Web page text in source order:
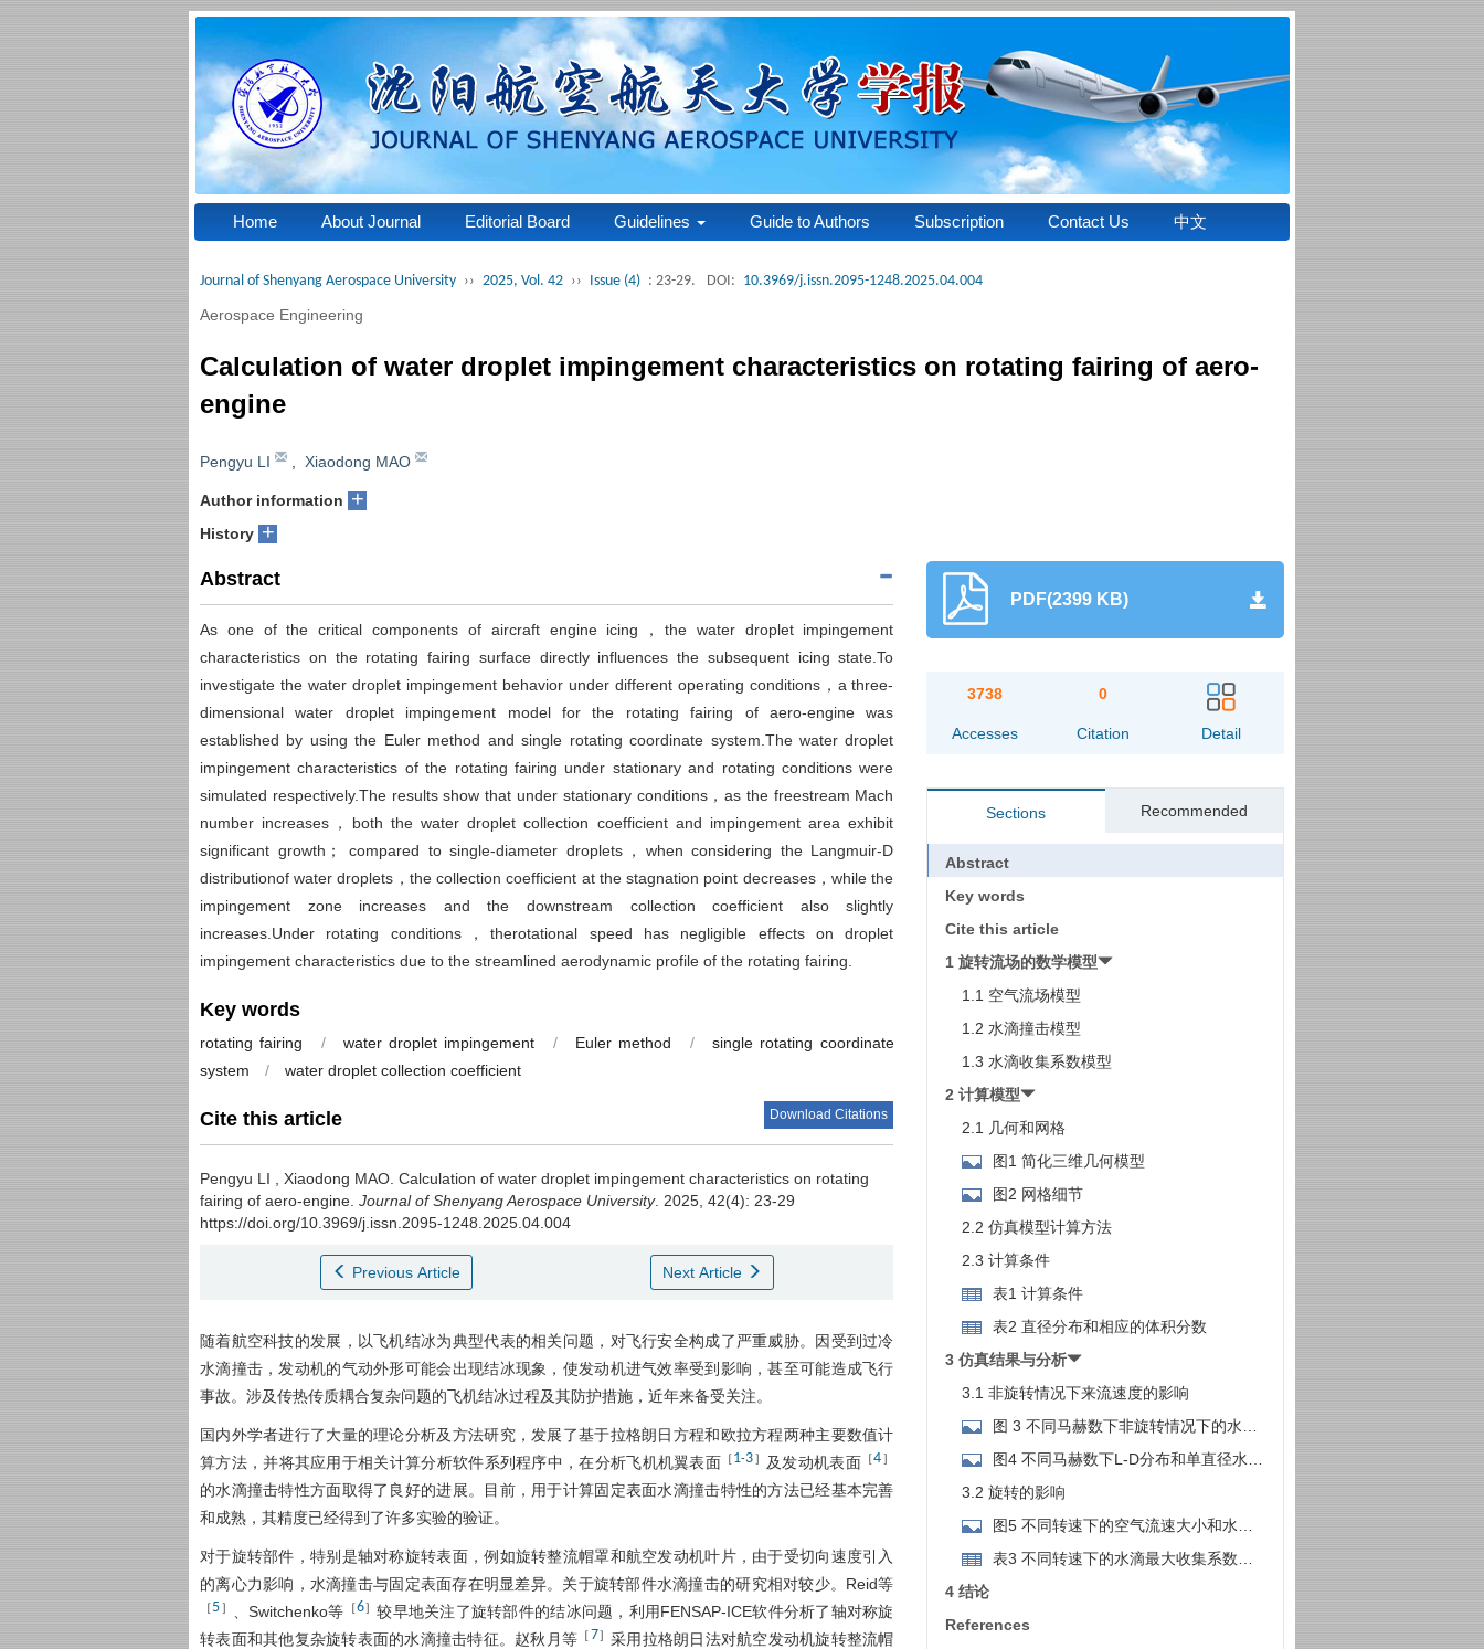
Home About Journal Editorial Board Guidelines Guide to Authors Subscription Contact Us 中文
Journal of Shenyang Aerospace University ›› 2025, Vol. 42 ›› Issue (4) : 23-29. DOI: 10.3969/j.issn.2095-1248.2025.04.004
Aerospace Engineering
Calculation of water droplet impingement characteristics on rotating fairing of aero-
engine
Pengyu LI Xiaodong MAO
Author information +
History +
Abstract
As one of the critical components of aircraft engine icing，the water droplet impingement
characteristics on the rotating fairing surface directly influences the subsequent icing state.To
investigate the water droplet impingement behavior under different operating conditions，a three-
dimensional water droplet impingement model for the rotating fairing of aero-engine was
established by using the Euler method and single rotating coordinate system.The water droplet
impingement characteristics of the rotating fairing under stationary and rotating conditions were
simulated respectively.The results show that under stationary conditions，as the freestream Mach
number increases，both the water droplet collection coefficient and impingement area​ exhibit
significant growth； compared to single-diameter droplets，when considering the Langmuir-D
distribution​​of water droplets，the collection coefficient at the stagnation point decreases，while the
impingement zone increases and the downstream collection coefficient also slightly
increases.Under rotating conditions，the​​rotational speed​​ has negligible effects on droplet
impingement characteristics due to the streamlined aerodynamic profile of the rotating fairing.
Key words
rotating fairing / water droplet impingement / Euler method /
single rotating coordinate
system
/ water droplet collection coefficient
Cite this article Download Citations
Pengyu LI Xiaodong MAO Calculation of water droplet impingement characteristics on rotating
fairing of aero-engine. Journal of Shenyang Aerospace University. 2025, 42(4): 23-29
https://doi.org/10.3969/j.issn.2095-1248.2025.04.004
Previous Article Next Article
随着航空科技的发展，以飞机结冰为典型代表的相关问题，对飞行安全构成了严重威胁。因受到过冷
水滴撞击，发动机的气动外形可能会出现结冰现象，使发动机进气效率受到影响，甚至可能造成飞行
事故。涉及传热传质耦合复杂问题的飞机结冰过程及其防护措施，近年来备受关注。
国内外学者进行了大量的理论分析及方法研究，发展了基于拉格朗日方程和欧拉方程两种主要数值计
算方法，并将其应用于相关计算分析软件系列程序中，在分析飞机机翼表面 ［1-3］ 及发动机表面［4］
的水滴撞击特性方面取得了良好的进展。目前，用于计算固定表面水滴撞击特性的方法已经基本完善
和成熟，其精度已经得到了许多实验的验证。
对于旋转部件，特别是轴对称旋转表面，例如旋转整流帽罩和航空发动机叶片，由于受切向速度引入
的离心力影响，水滴撞击与固定表面存在明显差异。关于旋转部件水滴撞击的研究相对较少。Reid等
［5］ 、Switchenko等 ［6］较早地关注了旋转部件的结冰问题，利用FENSAP-ICE软件分析了轴对称旋
转表面和其他复杂旋转表面的水滴撞击特征。赵秋月等 ［7］ 采用拉格朗日法对航空发动机旋转整流帽
PDF(2399 KB)
3738
Accesses
0
Citation Detail
Sections Recommended
Abstract
Key words
Cite this article
1 旋转流场的数学模型
1.1 空气流场模型
1.2 水滴撞击模型
1.3 水滴收集系数模型
2 计算模型
2.1 几何和网格
图1 简化三维几何模型
图2 网格细节
2.2 仿真模型计算方法
2.3 计算条件
表1 计算条件
表2 直径分布和相应的体积分数
3 仿真结果与分析
3.1 非旋转情况下来流速度的影响
图 3 不同马赫数下非旋转情况下的水滴
体积分数和收集系数
图4 不同马赫数下L-D分布和单直径水滴
的收集系数
3.2 旋转的影响
图5 不同转速下的空气流速大小和水滴
体积分数表3 不同转速下的水滴最大收集系数和
碰撞极限
4 结论
References